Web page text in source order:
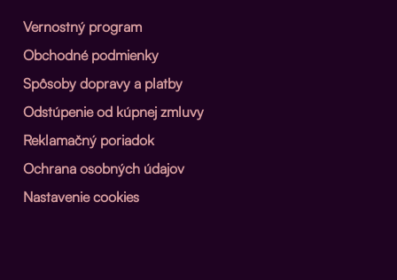
Vernostný program
Obchodné podmienky
Spôsoby dopravy a platby
Odstúpenie od kúpnej zmluvy
Reklamačný poriadok
Ochrana osobných údajov
Nastavenie cookies